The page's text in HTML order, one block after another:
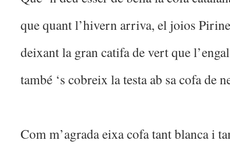
que quant l’hivern arriva, el joios
deixant la gran catifa de vert que
també ‘s cobreix la testa ab sa cofa de
Com m’agrada eixa cofa tant blanca i